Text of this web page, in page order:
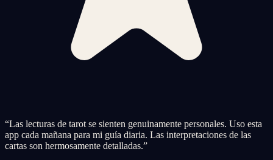
“Las lecturas de tarot se sienten genuinamente personales. Uso esta
app cada mañana para mi guía diaria. Las interpretaciones de las
cartas son hermosamente detalladas.”